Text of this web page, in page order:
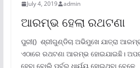
July 4, 2019 admin
ଆରମ୍ଭ ହେଲା ରଥଟଣା
ପୁରୀ() ଶ୍ରୀଗୁଣ୍ଡିଚା ଅଭିମୁଖେ ଯାତ୍ରା
ଏଠାରେ ରଥଟଣା ଆରମ୍ଭ ହୋଇଯାଇଛି।
ହେବା ବୋଲି ପୂର୍ବରୁ ଧାର୍ୟ୍ୟ ହୋଇଥିବା ବେଳେ